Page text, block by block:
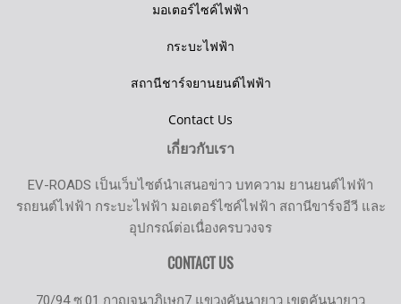
มอเตอร์ไซค์ไฟฟ้า
กระบะไฟฟ้า
สถานีชาร์จยานยนต์ไฟฟ้า
Contact Us
เกี่ยวกับเรา
EV-ROADS เป็นเว็บไซต์นำเสนอข่าว บทความ ยานยนต์ไฟฟ้า
รถยนต์ไฟฟ้า กระบะไฟฟ้า มอเตอร์ไซค์ไฟฟ้า สถานีขาร์จอีวี และ
อุปกรณ์ต่อเนื่องครบวงจร
CONTACT US
70/94 ซ.01 กาญจนาภิเษก7 แขวงคันนายาว เขตคันนายาว